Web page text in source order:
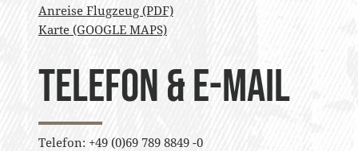
Anreise Flugzeug (PDF)
Karte (GOOGLE MAPS)
Telefon & E-Mail
Telefon: +49 (0)69 789 8849 -0